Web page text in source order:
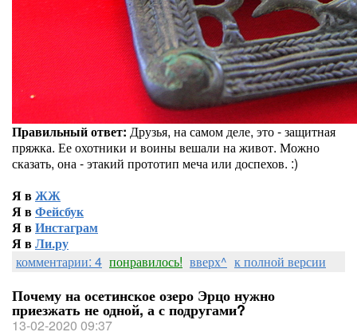
Правильный ответ: Друзья, на самом деле, это - защитная
пряжка. Ее охотники и воины вешали на живот. Можно
сказать, она - этакий прототип меча или доспехов. :)
Я вЖЖ
Я вФейсбук
Я вИнстаграм
Я вЛи.ру
комментарии: 4 понравилось! вверх^ к полной версии
Почему на осетинское озеро Эрцо нужно
приезжать не одной, а с подругами?
13-02-2020 09:37